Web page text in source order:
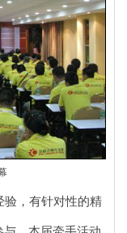
，有针对性的精